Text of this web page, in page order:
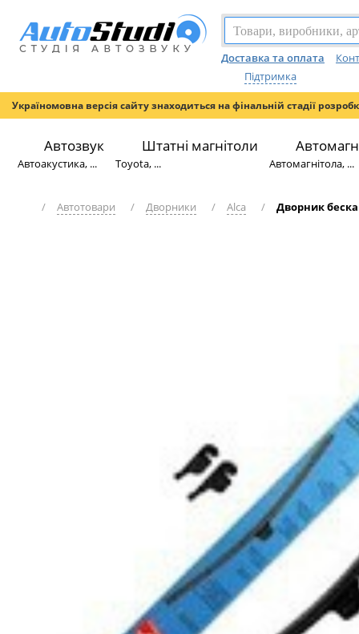
Доставка та оплата
Підтримка
Україномовна версія сайту знаходиться на фінальній стадії
Автозвук
Автоакустика, ...
Штатні магнітоли
Toyota, ... Автомагнітола, ...
/ Автотовари / Дворники / Alca / Дворник